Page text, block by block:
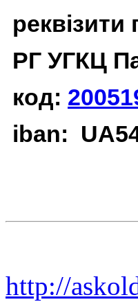
РГ УГКЦ
код:
iban:
http://